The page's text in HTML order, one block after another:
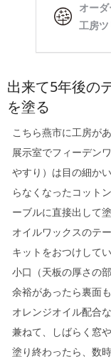
出来て5年後の
を塗る
こちら燕市に工房が
展示室でフィーデン
やすり）は目の細か
らなくなったコット
ーブルに直接出して
オイルワックスのテ
キットをおつけして
小口（天板の厚さの
余裕があったら裏面も
オレンジオイル配合
兼ねて、しばらく窓
塗り終わったら、数